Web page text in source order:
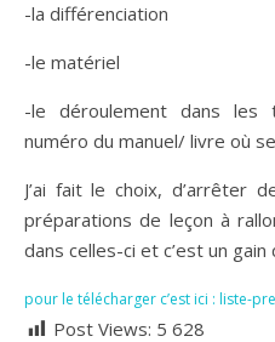
-la différenciation
-le matériel
-le déroulement dans les
numéro du manuel/ livre où
J’ai fait le choix, d’arrêter
préparations de leçon à
dans celles-ci et c’est un
pour le télécharger c’est ici : liste-
Post Views: 5 628